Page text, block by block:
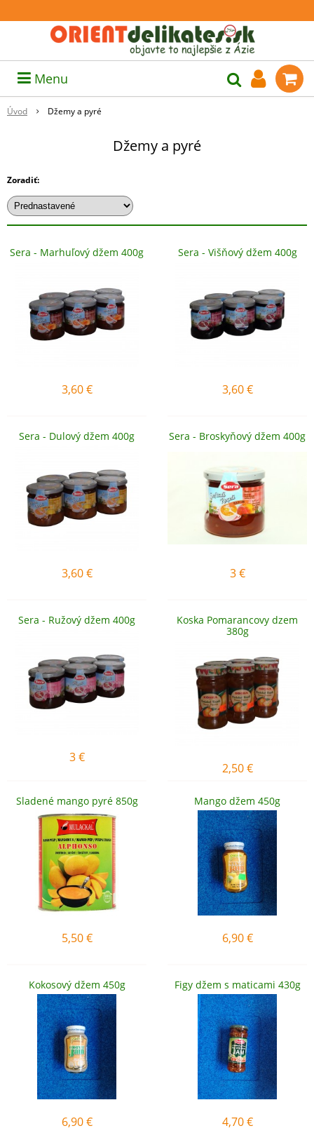
Menu
Úvod Džemy a pyré
Džemy a pyré
Zoradiť:
Sera - Marhuľový džem 400g
3,60 €
Sera - Višňový džem 400g
3,60 €
Sera - Dulový džem 400g
3,60 €
Sera - Broskyňový džem 400g
3 €
Sera - Ružový džem 400g
3 €
Koska Pomarancovy dzem
380g
2,50 €
Sladené mango pyré 850g
5,50 €
Mango džem 450g
6,90 €
Kokosový džem 450g
6,90 €
Figy džem s maticami 430g
4,70 €